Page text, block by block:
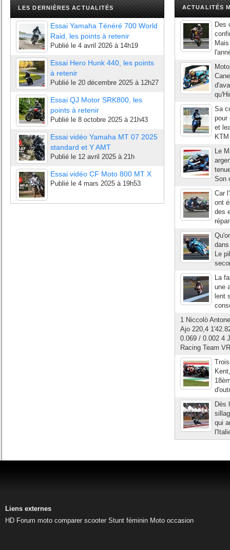
LES DERNIÈRES ACTUALITÉS
Essai Yamaha Ténéré 700 World
Raid, les points à retenir
Publié le 4 avril 2026 à 14h19
Essai Hero Hunk 440, les points
à retenir
Publié le 20 décembre 2025 à 12h27
Essai QJ Motor SRK800, les
points à retenir
Publié le 8 octobre 2025 à 21h43
Essai vidéo Yamaha MT 07 2025
standard et Y AMT
Publié le 12 avril 2025 à 21h
Essai vidéo CF Moto 800 MT X
Publié le 4 mars 2025 à 19h53
ACTUALITÉS
Des
Sa
pour
et
Le
Son
Car
ont
des
Le
La
une
lent
1 Niccolò
Ajo 220,4
0.069 / 0.002 4
Racing Team
Dès
qui
Liens externes
HD Forum moto comparer scooter Stunt féminin Moto occasion